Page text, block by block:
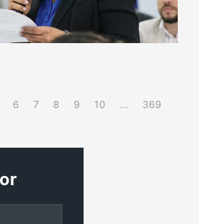
6 7 8 9 10 ...
369